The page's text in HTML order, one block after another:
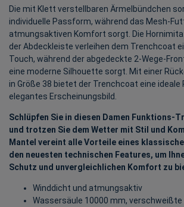
Die mit Klett verstellbaren Ärmelbündchen
individuelle Passform, während das Mesh-
atmungsaktiven Komfort sorgt. Die
der Abdeckleiste verleihen dem Trenchcoat
Touch, während der abgedeckte 2-Wege-
eine moderne Silhouette sorgt. Mit einer
in Größe 38 bietet der Trenchcoat eine ideale
elegantes Erscheinungsbild.
Schlüpfen Sie in diesen Damen Funktions-
und trotzen Sie dem Wetter mit Stil und
Mantel vereint alle Vorteile eines
den neuesten technischen Features, um
Schutz und unvergleichlichen Komfort zu
Winddicht und atmungsaktiv
Wassersäule 10000 mm, verschweißte